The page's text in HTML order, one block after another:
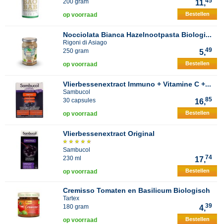
200 gram 11,
op voorraad Bestellen
Nocciolata Bianca Hazelnootpasta Biologi...
Rigoni di Asiago
250 gram
5,49
op voorraad Bestellen
Vlierbessenextract Immuno + Vitamine C +...
Sambucol
30 capsules
16,85
op voorraad Bestellen
Vlierbessenextract Original
Sambucol
230 ml
17,74
op voorraad Bestellen
Cremisso Tomaten en Basilicum Biologisch
Tartex
180 gram
4,39
op voorraad Bestellen